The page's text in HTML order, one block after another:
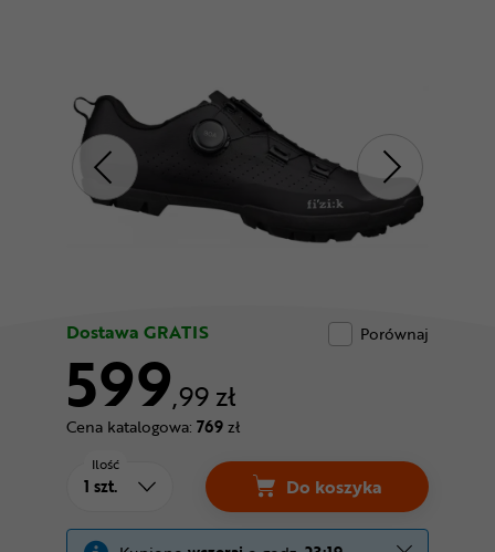
Nowości
Superoferta
Dostawa GRATIS Porównaj
599,99 zł
Cena katalogowa: 769zł
Ilość
Do koszyka